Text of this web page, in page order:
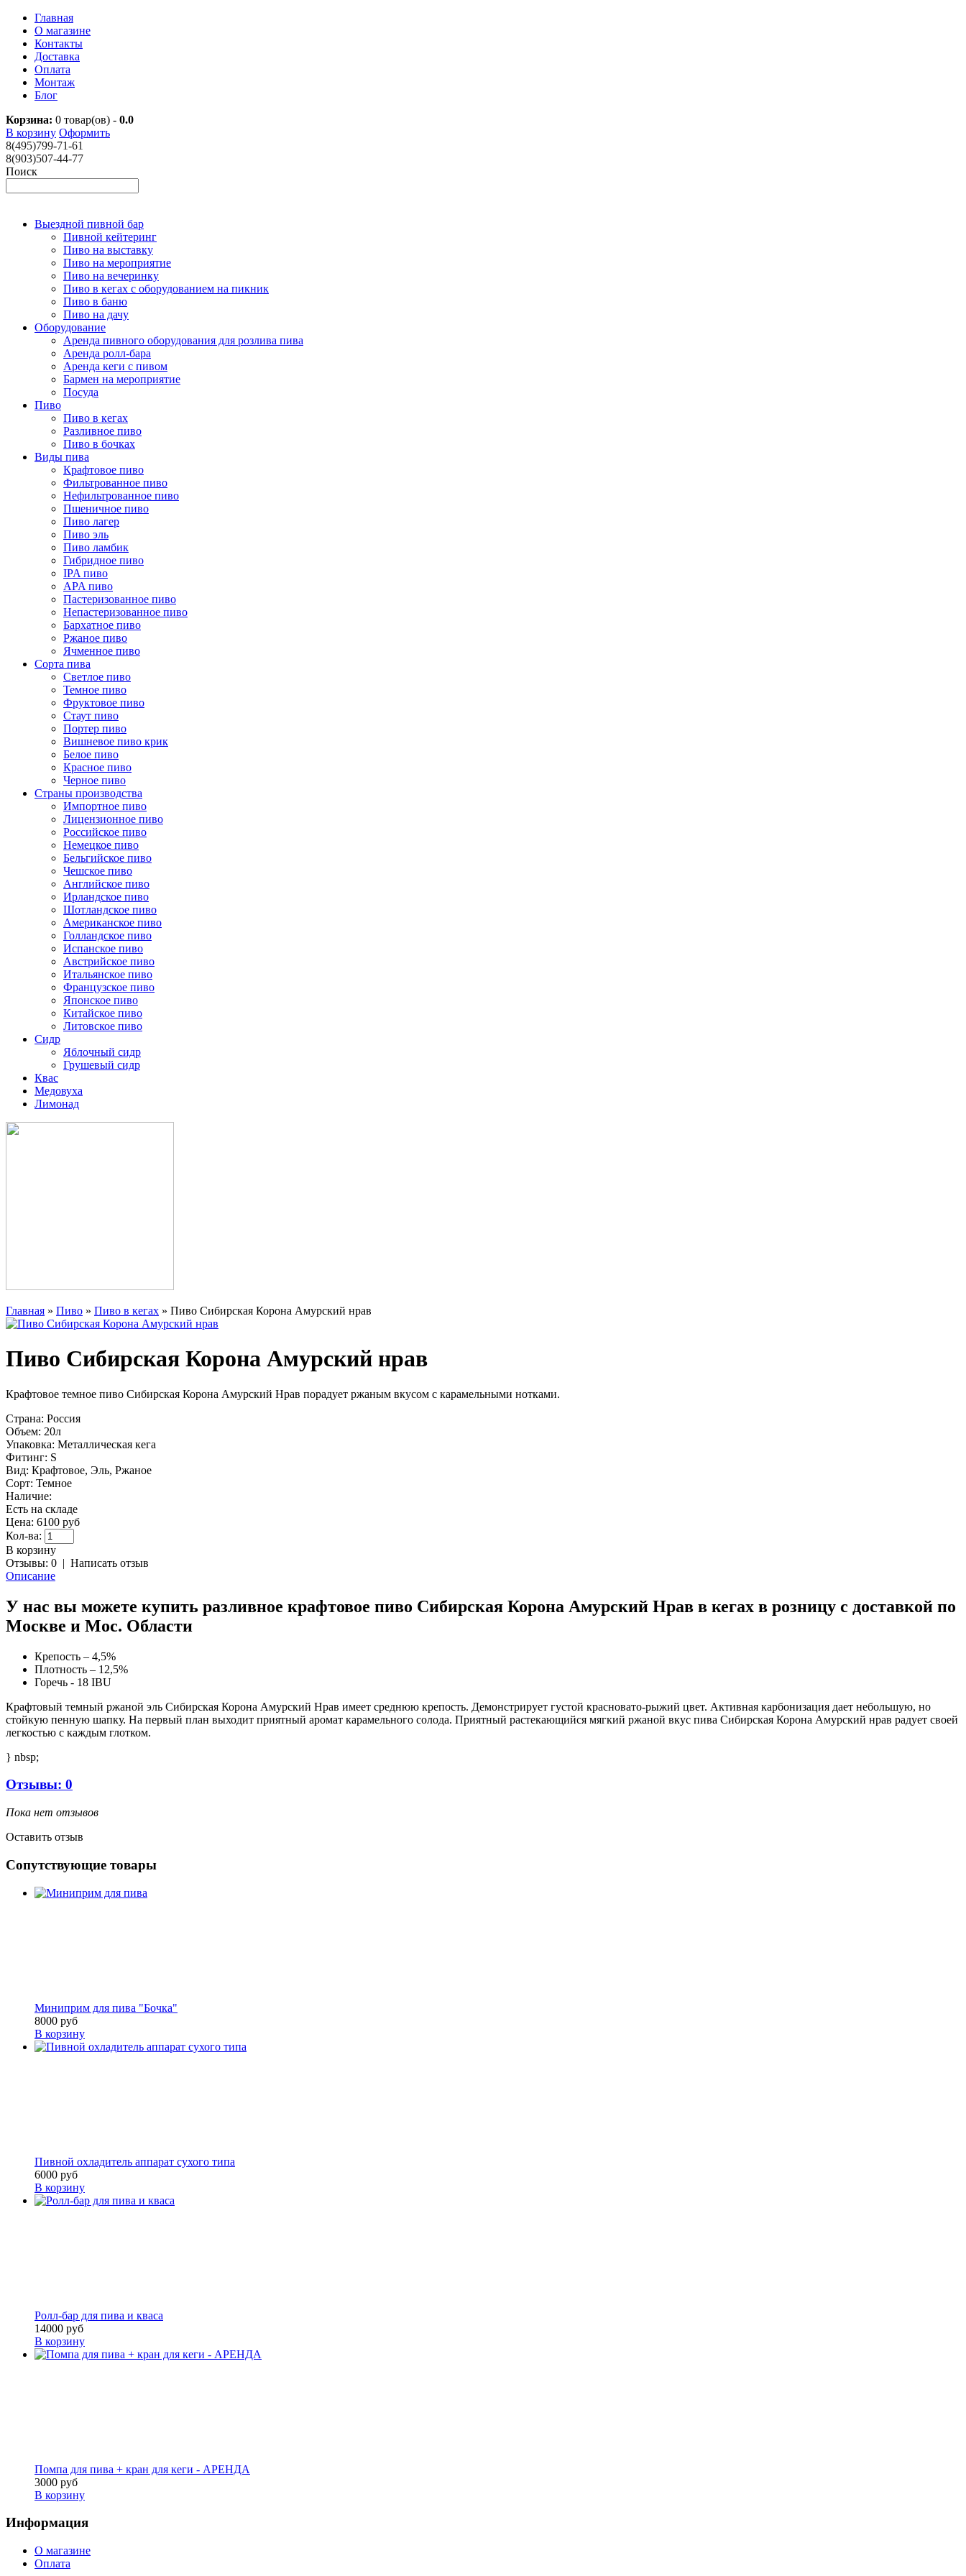
Главная
О магазине
Контакты
Доставка
Оплата
Монтаж
Блог
Корзина: 0 товар(ов) - 0.0
В корзину Оформить
8(495)799-71-61
8(903)507-44-77
Поиск
Выездной пивной бар
Пивной кейтеринг
Пиво на выставку
Пиво на мероприятие
Пиво на вечеринку
Пиво в кегах с оборудованием на пикник
Пиво в баню
Пиво на дачу
Оборудование
Аренда пивного оборудования для розлива пива
Аренда ролл-бара
Аренда кеги с пивом
Бармен на мероприятие
Посуда
Пиво
Пиво в кегах
Разливное пиво
Пиво в бочках
Виды пива
Крафтовое пиво
Фильтрованное пиво
Нефильтрованное пиво
Пшеничное пиво
Пиво лагер
Пиво эль
Пиво ламбик
Гибридное пиво
IPA пиво
APA пиво
Пастеризованное пиво
Непастеризованное пиво
Бархатное пиво
Ржаное пиво
Ячменное пиво
Сорта пива
Светлое пиво
Темное пиво
Фруктовое пиво
Стаут пиво
Портер пиво
Вишневое пиво крик
Белое пиво
Красное пиво
Черное пиво
Страны производства
Импортное пиво
Лицензионное пиво
Российское пиво
Немецкое пиво
Бельгийское пиво
Чешское пиво
Английское пиво
Ирландское пиво
Шотландское пиво
Американское пиво
Голландское пиво
Испанское пиво
Австрийское пиво
Итальянское пиво
Французское пиво
Японское пиво
Китайское пиво
Литовское пиво
Сидр
Яблочный сидр
Грушевый сидр
Квас
Медовуха
Лимонад
Главная » Пиво » Пиво в кегах » Пиво Сибирская Корона Амурский нрав
Пиво Сибирская Корона Амурский нрав
Крафтовое темное пиво Сибирская Корона Амурский Нрав порадует ржаным вкусом с карамельными нотками.
Страна: Россия
Объем: 20л
Упаковка: Металлическая кега
Фитинг: S
Вид: Крафтовое, Эль, Ржаное
Сорт: Темное
Наличие:
Есть на складе
Цена: 6100 руб
Кол-ва:
В корзину
Отзывы: 0 | Написать отзыв
Описание
У нас вы можете купить разливное крафтовое пиво Сибирская Корона Амурский Нрав в кегах в розницу с доставкой по
Москве и Мос. Области
Крепость – 4,5%
Плотность – 12,5%
Горечь - 18 IBU
Крафтовый темный ржаной эль Сибирская Корона Амурский Нрав имеет среднюю крепость. Демонстрирует густой красновато-рыжий цвет. Активная карбонизация дает небольшую, но
стойкую пенную шапку. На первый план выходит приятный аромат карамельного солода. Приятный растекающийся мягкий ржаной вкус пива Сибирская Корона Амурский нрав радует своей
легкостью с каждым глотком.
} nbsp;
Отзывы: 0
Пока нет отзывов
Оставить отзыв
Сопутствующие товары
Миниприм для пива "Бочка"
8000 руб
В корзину
Пивной охладитель аппарат сухого типа
6000 руб
В корзину
Ролл-бар для пива и кваса
14000 руб
В корзину
Помпа для пива + кран для кеги - АРЕНДА
3000 руб
В корзину
Информация
О магазине
Оплата